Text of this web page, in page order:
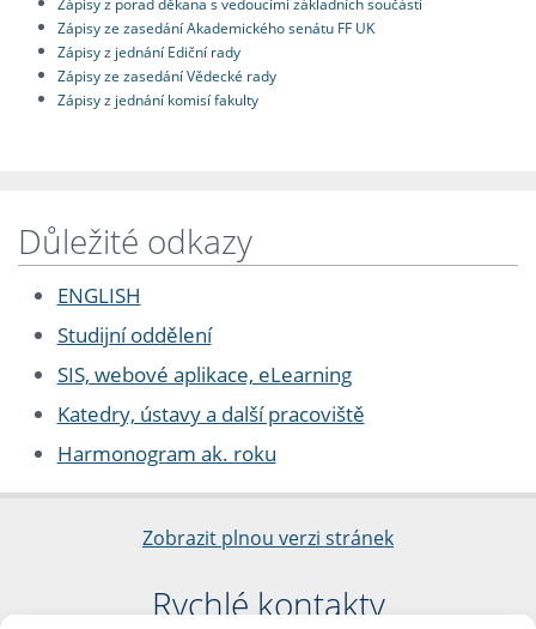
Zápisy ze zasedání Akademického senátu FF UK
Zápisy z jednání Ediční rady
Zápisy ze zasedání Vědecké rady
Zápisy z jednání komisí fakulty
Důležité odkazy
ENGLISH
Studijní oddělení
SIS, webové aplikace, eLearning
Katedry, ústavy a další pracoviště
Harmonogram ak. roku
Zobrazit plnou verzi stránek
Rychlé kontakty